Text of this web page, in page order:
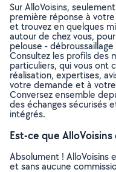
Sur AlloVoisins,
première réponse à
et trouvez en quelques
autour de chez vous,
pelouse - débroussaillage
Consultez les profils des
particuliers, qui vous ont
réalisation, expertises,
votre demande et à
Conversez ensemble
des échanges sécurisés
intégrés.
Est-ce que
Absolument ! AlloVoisins
et sans aucune